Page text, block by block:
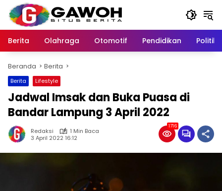
Langsung
konten
Berita
Olahraga Otomotif Pendidikan Politik
Beranda Berita
Berita Lifestyle
Jadwal Imsak dan Buka Puasa di
Bandar Lampung 3 April 2022
Redaksi
1 Min Baca
3 April 2022 16:12
1716